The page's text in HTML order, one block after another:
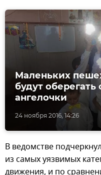
24 ноября 2016, 14:26
Маленьких
будут
ангелочки
В ведомстве
из самых уязвимых
движения, и по